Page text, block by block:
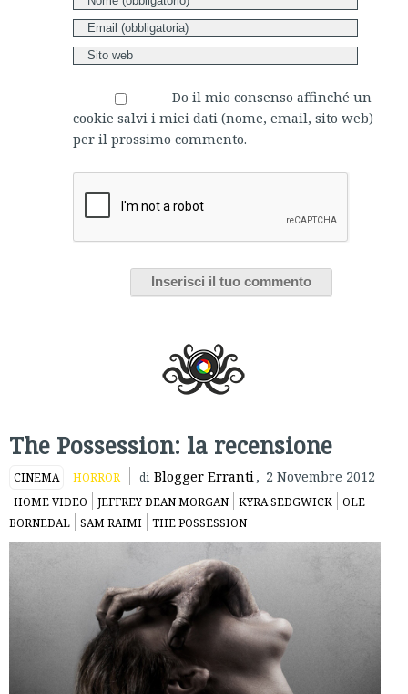
Do il mio consenso affinché un
cookie salvi i miei dati (nome, email, sito web)
per il prossimo commento.
The Possession: la recensione
CINEMA HORROR di Blogger Erranti, 2 Novembre 2012
HOME VIDEO JEFFREY DEAN MORGAN KYRA SEDGWICK
OLE
BORNEDAL
SAM RAIMI THE POSSESSION